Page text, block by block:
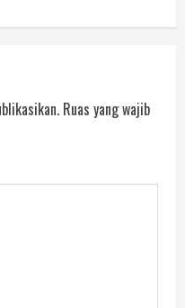
Ruas yang wajib